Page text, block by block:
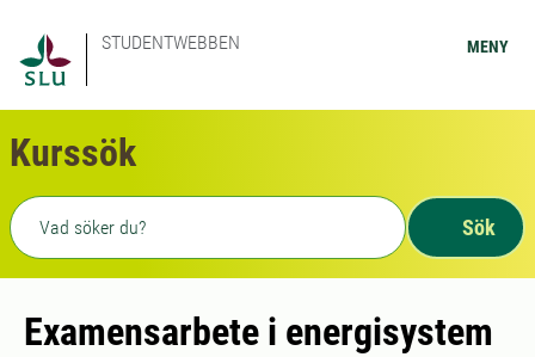
STUDENTWEBBEN MENY
Kurssök
Fritext sökning
Sök
Examensarbete i energisystem